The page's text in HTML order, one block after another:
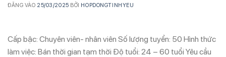
ĐĂNG VÀO 25/03/2025 BỞI HOPDONGTINHYEU
Cấp bậc: Chuyên viên- nhân viên Số lượng tuyển: 50 Hình thức
làm việc: Bán thời gian tạm thời Độ tuổi: 24 – 60 tuổi Yêu cầu